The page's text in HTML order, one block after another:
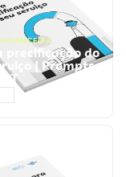
precificação do
| Prompts